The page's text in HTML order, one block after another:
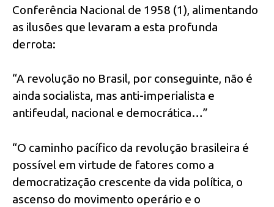
Conferência Nacional de 1958 (1), alimentando
as ilusões que levaram a esta profunda
derrota:
“A revolução no Brasil, por conseguinte, não é
ainda socialista, mas anti-imperialista e
antifeudal, nacional e democrática…”
“O caminho pacífico da revolução brasileira é
possível em virtude de fatores como a
democratização crescente da vida política, o
ascenso do movimento operário e o